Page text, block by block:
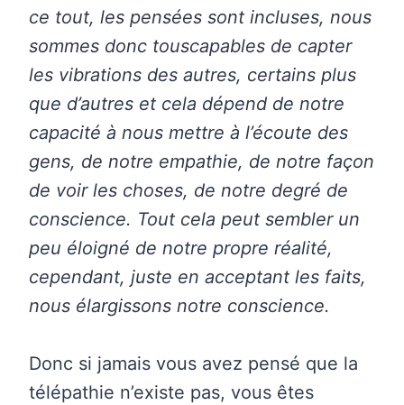
ce tout, les pensées sont incluses, nous
sommes donc touscapables de capter
les vibrations des autres, certains plus
que d’autres et cela dépend de notre
capacité à nous mettre à l’écoute des
gens, de notre empathie, de notre façon
de voir les choses, de notre degré de
conscience. Tout cela peut sembler un
peu éloigné de notre propre réalité,
cependant, juste en acceptant les faits,
nous élargissons notre conscience.
Donc si jamais vous avez pensé que la
télépathie n’existe pas, vous êtes